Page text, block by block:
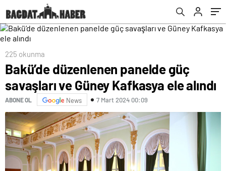
225 okunma
Bakü’de düzenlenen panelde güç
savaşları ve Güney Kafkasya ele alındı
ABONE OL News 7 Mart 2024 00:09